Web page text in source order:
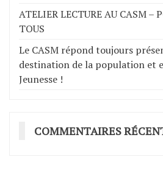
ATELIER LECTURE AU CASM –
TOUS
Le CASM répond toujours
destination de la population et
Jeunesse !
COMMENTAIRES